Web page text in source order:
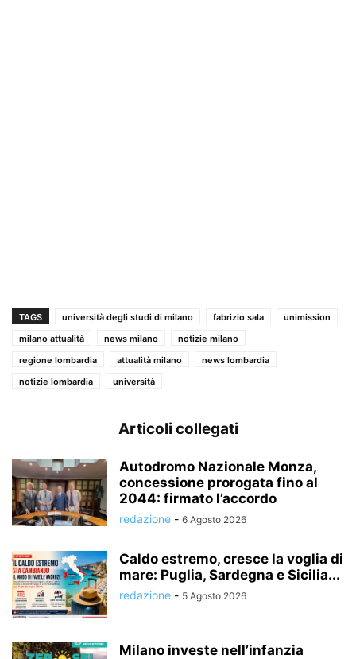
TAGS università degli studi di milano fabrizio sala
unimission
milano attualità
news milano
notizie milano
regione lombardia
attualità milano
news lombardia
notizie lombardia
università
Articoli collegati
Autodromo Nazionale Monza,
concessione prorogata fino al
2044: firmato l’accordo
redazione - 6 Agosto 2026
Caldo estremo, cresce la voglia di
mare: Puglia, Sardegna e Sicilia...
redazione - 5 Agosto 2026
Milano investe nell’infanzia